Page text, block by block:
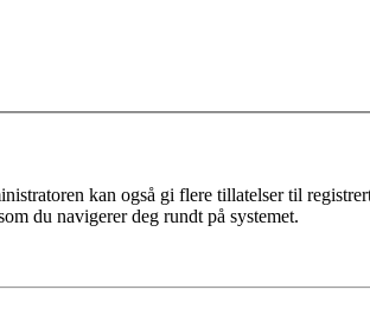
kan også gi flere tillatelser til
du navigerer deg rundt på systemet.